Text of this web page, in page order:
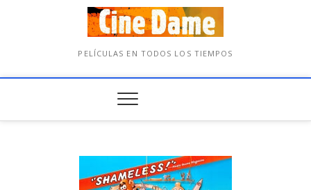
PELÍCULAS EN TODOS LOS TIEMPOS